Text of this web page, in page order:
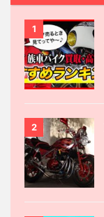
1
2